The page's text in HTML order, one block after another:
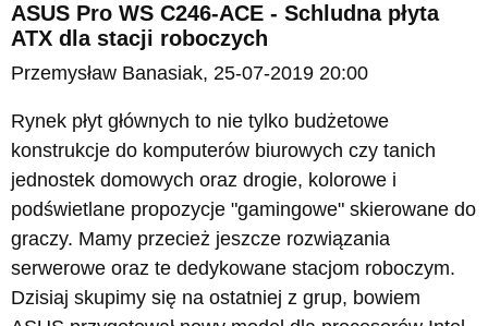
ASUS Pro WS C246-ACE - Schludna płyta
ATX dla stacji roboczych
Przemysław Banasiak, 25-07-2019 20:00
Rynek płyt głównych to nie tylko budżetowe
konstrukcje do komputerów biurowych czy tanich
jednostek domowych oraz drogie, kolorowe i
podświetlane propozycje "gamingowe" skierowane do
graczy. Mamy przecież jeszcze rozwiązania
serwerowe oraz te dedykowane stacjom roboczym.
Dzisiaj skupimy się na ostatniej z grup, bowiem